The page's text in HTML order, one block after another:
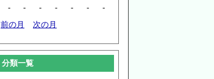
-
- - - - -
-
前の月
次の月
分類一覧